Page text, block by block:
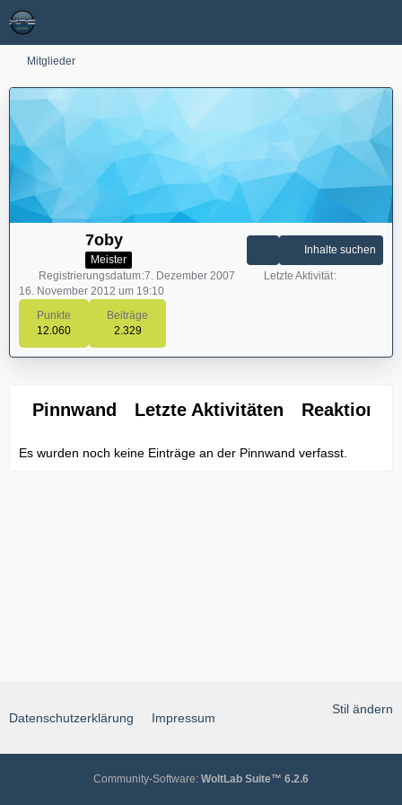
Mitglieder
7oby
Meister
Punkte
12.060
Beiträge
2.329
Inhalte suchen
Registrierungsdatum 7. Dezember 2007
Letzte Aktivität
16. November 2012 um 19:10
Pinnwand Letzte Aktivitäten Reaktionen
Es wurden noch keine Einträge an der Pinnwand verfasst.
Stil ändern
Datenschutzerklärung Impressum
Community-Software: WoltLab Suite™ 6.2.6